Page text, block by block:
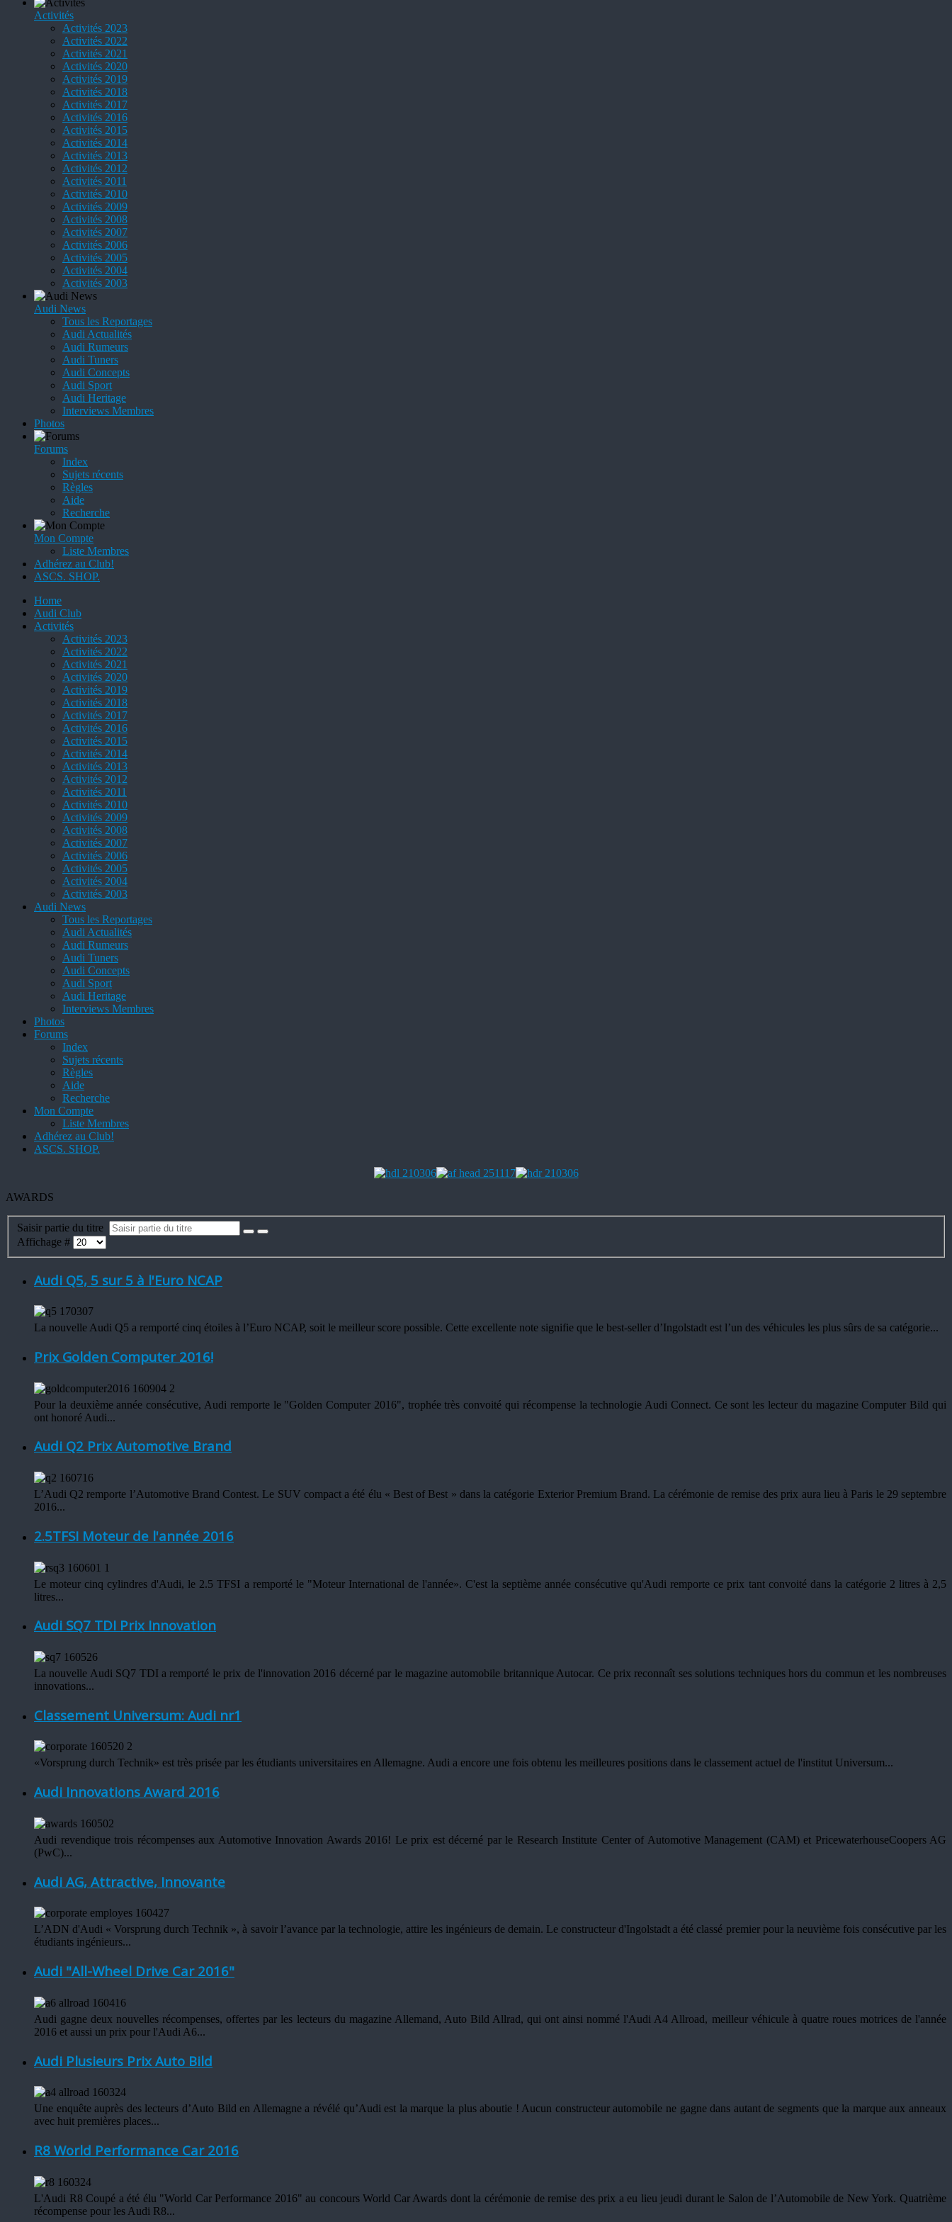
Activités
Activités 2023
Activités 2022
Activités 2021
Activités 2020
Activités 2019
Activités 2018
Activités 2017
Activités 2016
Activités 2015
Activités 2014
Activités 2013
Activités 2012
Activités 2011
Activités 2010
Activités 2009
Activités 2008
Activités 2007
Activités 2006
Activités 2005
Activités 2004
Activités 2003
Audi News
Tous les Reportages
Audi Actualités
Audi Rumeurs
Audi Tuners
Audi Concepts
Audi Sport
Audi Heritage
Interviews Membres
Photos
Forums
Index
Sujets récents
Règles
Aide
Recherche
Mon Compte
Liste Membres
Adhérez au Club!
ASCS. SHOP.
Home
Audi Club
Activités
Activités 2023
Activités 2022
Activités 2021
Activités 2020
Activités 2019
Activités 2018
Activités 2017
Activités 2016
Activités 2015
Activités 2014
Activités 2013
Activités 2012
Activités 2011
Activités 2010
Activités 2009
Activités 2008
Activités 2007
Activités 2006
Activités 2005
Activités 2004
Activités 2003
Audi News
Tous les Reportages
Audi Actualités
Audi Rumeurs
Audi Tuners
Audi Concepts
Audi Sport
Audi Heritage
Interviews Membres
Photos
Forums
Index
Sujets récents
Règles
Aide
Recherche
Mon Compte
Liste Membres
Adhérez au Club!
ASCS. SHOP.
AWARDS
Saisir partie du titre
Affichage #
Audi Q5, 5 sur 5 à l'Euro NCAP
La nouvelle Audi Q5 a remporté cinq étoiles à l’Euro NCAP, soit le meilleur score possible. Cette excellente note signifie que le best-seller d’Ingolstadt est l’un des véhicules les plus sûrs de sa catégorie...
Prix Golden Computer 2016!
Pour la deuxième année consécutive, Audi remporte le "Golden Computer 2016", trophée très convoité qui récompense la technologie Audi Connect. Ce sont les lecteur du magazine Computer Bild qui
ont honoré Audi...
Audi Q2 Prix Automotive Brand
L’Audi Q2 remporte l’Automotive Brand Contest. Le SUV compact a été élu « Best of Best » dans la catégorie Exterior Premium Brand. La cérémonie de remise des prix aura lieu à Paris le 29 septembre
2016...
2.5TFSI Moteur de l'année 2016
Le moteur cinq cylindres d'Audi, le 2.5 TFSI a remporté le "Moteur International de l'année». C'est la septième année consécutive qu'Audi remporte ce prix tant convoité dans la catégorie 2 litres à 2,5
litres...
Audi SQ7 TDI Prix Innovation
La nouvelle Audi SQ7 TDI a remporté le prix de l'innovation 2016 décerné par le magazine automobile britannique Autocar. Ce prix reconnaît ses solutions techniques hors du commun et les nombreuses
innovations...
Classement Universum: Audi nr1
«Vorsprung durch Technik» est très prisée par les étudiants universitaires en Allemagne. Audi a encore une fois obtenu les meilleures positions dans le classement actuel de l'institut Universum...
Audi Innovations Award 2016
Audi revendique trois récompenses aux Automotive Innovation Awards 2016! Le prix est décerné par le Research Institute Center of Automotive Management (CAM) et PricewaterhouseCoopers AG
(PwC)...
Audi AG, Attractive, Innovante
L’ADN d'Audi « Vorsprung durch Technik », à savoir l’avance par la technologie, attire les ingénieurs de demain. Le constructeur d'Ingolstadt a été classé premier pour la neuvième fois consécutive par les
étudiants ingénieurs...
Audi "All-Wheel Drive Car 2016"
Audi gagne deux nouvelles récompenses, offertes par les lecteurs du magazine Allemand, Auto Bild Allrad, qui ont ainsi nommé l'Audi A4 Allroad, meilleur véhicule à quatre roues motrices de l'année
2016 et aussi un prix pour l'Audi A6...
Audi Plusieurs Prix Auto Bild
Une enquête auprès des lecteurs d’Auto Bild en Allemagne a révélé qu’Audi est la marque la plus aboutie ! Aucun constructeur automobile ne gagne dans autant de segments que la marque aux anneaux
avec huit premières places...
R8 World Performance Car 2016
L'Audi R8 Coupé a été élu "World Car Performance 2016" au concours World Car Awards dont la cérémonie de remise des prix a eu lieu jeudi durant le Salon de l’Automobile de New York. Quatrième
récompense pour les Audi R8...